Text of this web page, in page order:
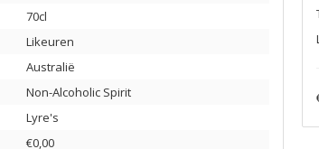
70cl
Likeuren
Australië
Non-Alcoholic Spirit
Lyre's
€0,00